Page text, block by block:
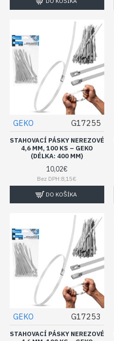
GEKO G17255
STAHOVACÍ PÁSKY NEREZOVÉ
4,6 MM, 100 KS – GEKO
(DÉLKA: 400 MM)
10,02€
Bez DPH:8,15€
DO KOŠÍKA
GEKO G17253
STAHOVACÍ PÁSKY NEREZOVÉ